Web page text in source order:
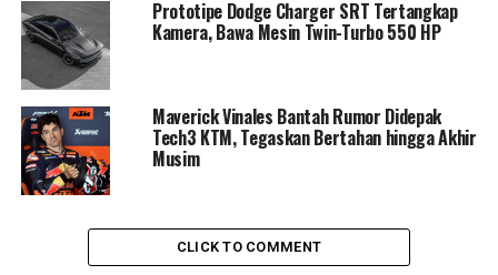
Terima kasih Yamaha
Racing Indonesia dan tim
yang selalu mendukung
saya di setiap seri,” ujar
Arai dengan mata berbinar.
“Tahun ini jadi pelajaran
luar biasa. Saya akan terus
Prototipe Dodge Charger SRT Tertangkap
Kamera, Bawa Mesin Twin-Turbo 550 HP
Maverick Vinales Bantah Rumor Didepak
Tech3 KTM, Tegaskan Bertahan hingga Akhir
Musim
CLICK TO COMMENT